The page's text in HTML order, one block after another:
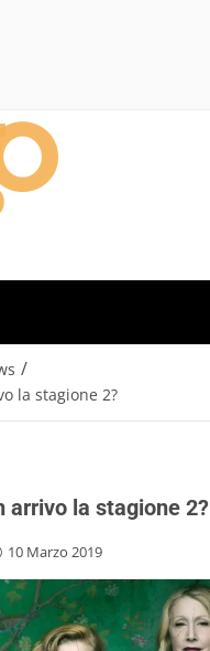
/
la stagione 2?
arrivo la stagione 2?
10 Marzo 2019